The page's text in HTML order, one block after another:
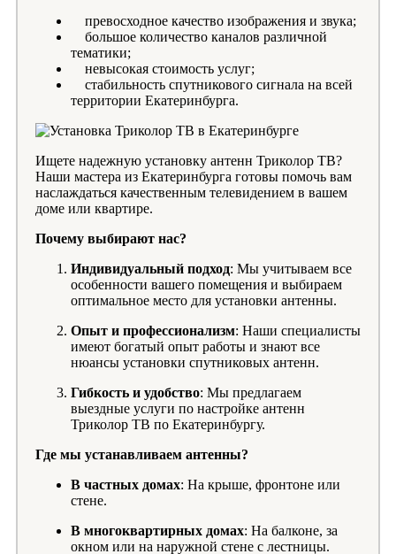
превосходное качество изображения и звука;
большое количество каналов различной
тематики;
невысокая стоимость услуг;
стабильность спутникового сигнала на всей
территории Екатеринбурга.
Ищете надежную установку антенн Триколор ТВ?
Наши мастера из Екатеринбурга готовы помочь вам
наслаждаться качественным телевидением в вашем
доме или квартире.
Почему выбирают нас?
Индивидуальный подход: Мы учитываем все
особенности вашего помещения и выбираем
оптимальное место для установки антенны.
Опыт и профессионализм: Наши специалисты
имеют богатый опыт работы и знают все
нюансы установки спутниковых антенн.
Гибкость и удобство: Мы предлагаем
выездные услуги по настройке антенн
Триколор ТВ по Екатеринбургу.
Где мы устанавливаем антенны?
В частных домах: На крыше, фронтоне или
стене.
В многоквартирных домах: На балконе, за
окном или на наружной стене с лестницы.